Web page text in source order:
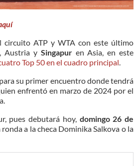
circuito ATP y WTA con este último
Austria y Singapuren Asia, en este
Top 50 en el cuadro principal.
su primer encuentro donde tendrá
enfrentó en marzo de 2024 por el
pues debutará hoy, domingo 26 de
a la checa Dominika Salkova o la